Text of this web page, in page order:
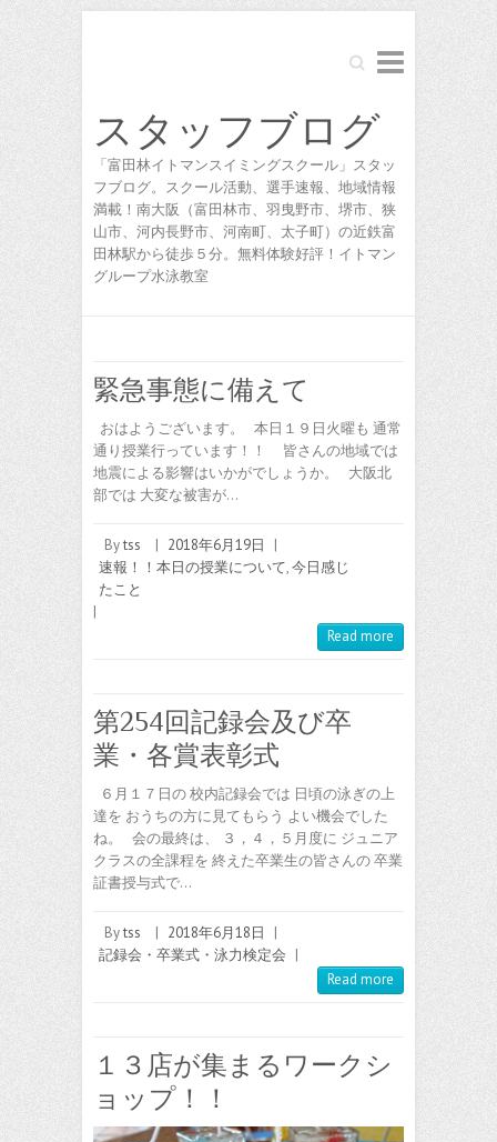
Search
スタッフブログ
「富田林イトマンスイミングスクール」スタッ
フブログ。スクール活動、選手速報、地域情報
満載！南大阪（富田林市、羽曳野市、堺市、狭
山市、河内長野市、河南町、太子町）の近鉄富
田林駅から徒歩５分。無料体験好評！イトマン
グループ水泳教室
緊急事態に備えて
おはようございます。 本日１９日火曜も 通常
通り授業行っています！！ 皆さんの地域では
地震による影響はいかがでしょうか。 大阪北
部では 大変な被害が…
Bytss | 2018年6月19日
|
速報！！本日の授業について,今日感じ
たこと
|
Read more
第254回記録会及び卒
業・各賞表彰式
６月１７日の 校内記録会では 日頃の泳ぎの上
達を おうちの方に見てもらう よい機会でした
ね。 会の最終は、 ３，４，５月度に ジュニア
クラスの全課程を 終えた卒業生の皆さんの 卒業
証書授与式で…
Bytss | 2018年6月18日
|
記録会・卒業式・泳力検定会 |
Read more
１３店が集まるワークシ
ョップ！！